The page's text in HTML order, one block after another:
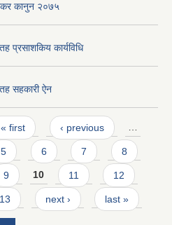
कानुन २०७५
प्रसाशकिय कार्यविधि
सहकारी ऐन
« first ‹ previous …
5 6 7 8
9 10 11 12
13 next › last »